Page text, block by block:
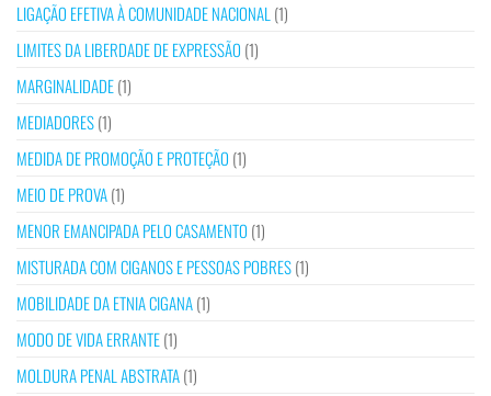
LIGAÇÃO EFETIVA À COMUNIDADE NACIONAL (1)
LIMITES DA LIBERDADE DE EXPRESSÃO (1)
MARGINALIDADE(1)
MEDIADORES(1)
MEDIDA DE PROMOÇÃO E PROTEÇÃO (1)
MEIO DE PROVA(1)
MENOR EMANCIPADA PELO CASAMENTO (1)
MISTURADA COM CIGANOS E PESSOAS POBRES(1)
MOBILIDADE DA ETNIA CIGANA(1)
MODO DE VIDA ERRANTE(1)
MOLDURA PENAL ABSTRATA(1)